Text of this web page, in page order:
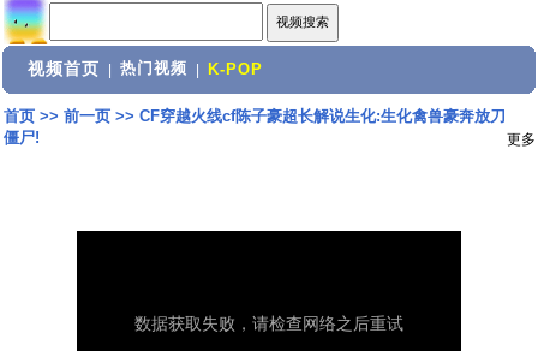
视频首页 热门视频 K-POP
首页>> 前一页>> CF穿越火线cf陈子豪超长解说生化:生化禽兽豪奔放刀
僵尸!
更多